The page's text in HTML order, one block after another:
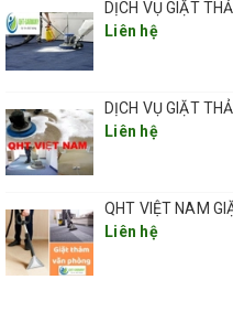
giặt thảm
tại ô chợ dừa đống đa hà nội.
QUY TRÌNH GIẶT THẢM
ĐA HÀ NỘI
Bước 1: Di chuyển các
Liên hệ
Liên hệ
Liên hệ